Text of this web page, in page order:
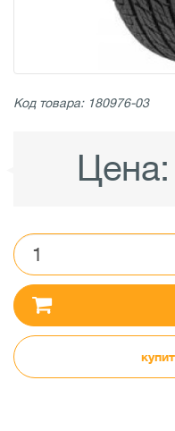
Код товара: 180976-03
Цена: